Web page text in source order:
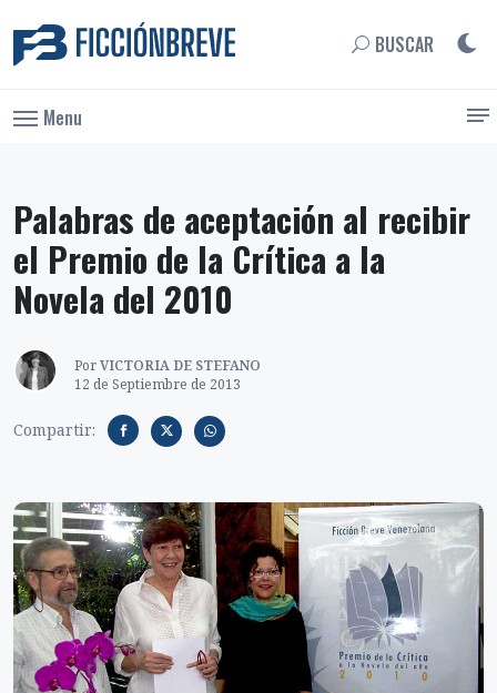
BUSCAR
Menu
Palabras de aceptación al recibir
el Premio de la Crítica a la
Novela del 2010
PorVICTORIA DE STEFANO
12 de Septiembre de 2013
Compartir: